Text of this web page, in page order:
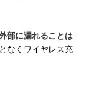
部に漏れることは
なくワイヤレス充